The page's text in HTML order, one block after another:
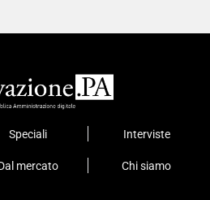
Speciali Interviste
mercato Chi siamo